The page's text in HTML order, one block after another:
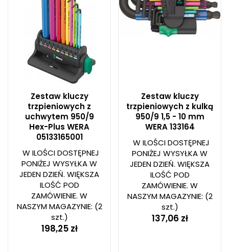
Zestaw kluczy
trzpieniowych z
uchwytem 950/9
Hex-Plus WERA
05133165001
W ILOŚCI DOSTĘPNEJ
PONIŻEJ WYSYŁKA W
JEDEN DZIEŃ. WIĘKSZA
ILOŚĆ POD
ZAMÓWIENIE. W
NASZYM MAGAZYNIE: (2
szt.)
198,25 zł
Zestaw kluczy
trzpieniowych z kulką
950/9 1,5 - 10 mm
WERA 133164
W ILOŚCI DOSTĘPNEJ
PONIŻEJ WYSYŁKA W
JEDEN DZIEŃ. WIĘKSZA
ILOŚĆ POD
ZAMÓWIENIE. W
NASZYM MAGAZYNIE: (2
szt.)
137,06 zł